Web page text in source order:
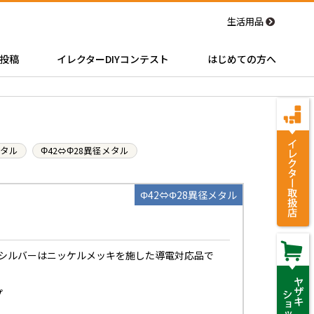
生活用品
稿 イレクターDIYコンテスト はじめての方へ
ル Φ42⇔Φ28異径メタル
Φ42⇔Φ28異径メタル
バーはニッケルメッキを施した導電対応品で